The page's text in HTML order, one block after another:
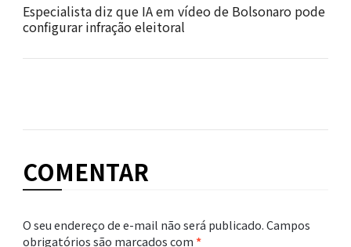
Especialista diz que IA em vídeo de Bolsonaro pode
configurar infração eleitoral
COMENTAR
O seu endereço de e-mail não será publicado.Campos
obrigatórios são marcados com*